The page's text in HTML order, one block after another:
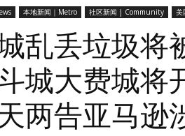
本地新闻｜Metro 社区新闻 | Community 美
乱丢垃圾将
城大费城将
两告亚马逊